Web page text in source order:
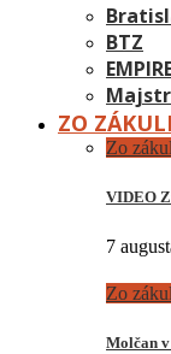
BTZ
ZO
Zo
VIDEO
7
Zo
Molčan